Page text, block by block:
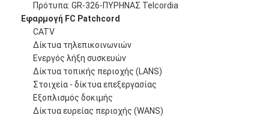
πλεξίδα οπτικών ινών
προσαρμοστής οπτικών ινών
συνδετήρας οπτικών ινών
εξασθενητής οπτικών ινών
Κιβώτιο λήξης οπτικών ινών
Πρότυπα: GR-326-ΠΥΡΗΝΑΣ Telcordia
Εφαρμογή FC Patchcord
CATV
Δίκτυα τηλεπικοινωνιών
Ενεργός λήξη συσκευών
Δίκτυα τοπικής περιοχής (LANS)
Στοιχεία - δίκτυα επεξεργασίας
Εξοπλισμός δοκιμής
Δίκτυα ευρείας περιοχής (WANS)